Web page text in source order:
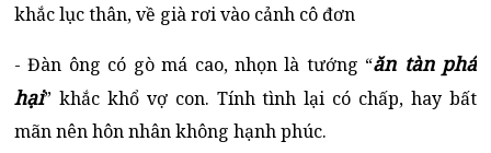
khắc lục thân, về già rơi vào cảnh cô đơn
- Đàn ông có gò má cao, nhọn là tướng “ăn tàn phá
hại” khắc khổ vợ con. Tính tình lại có chấp, hay bất
mãn nên hôn nhân không hạnh phúc.